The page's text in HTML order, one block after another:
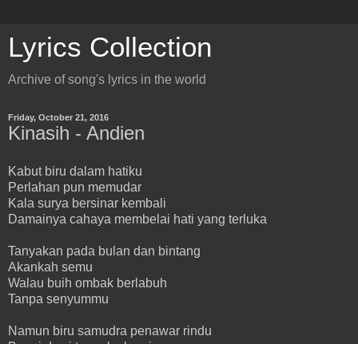
Lyrics Collection
Archive of song's lyrics in the world
Friday, October 21, 2016
Kinasih - Andien
Kabut biru dalam hatiku
Perlahan pun memudar
Kala surya bersinar kembali
Damainya cahaya membelai hati yang terluka
Tanyakan pada bulan dan bintang
Akankah semu
Walau buih ombak berlabuh
Tanpa senyummu
Namun biru samudra penawar rindu